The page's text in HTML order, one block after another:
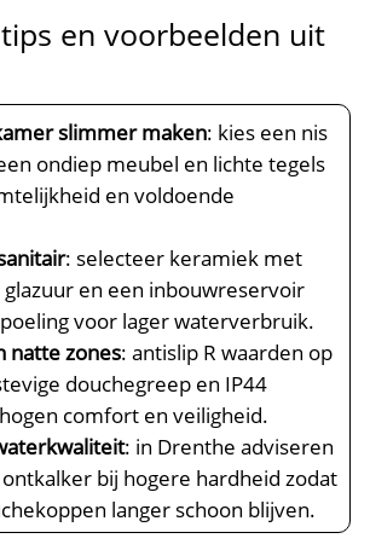
en voorbeelden uit
slimmer maken: kies een nis
ondiep meubel en lichte tegels
en voldoende
: selecteer keramiek met
en een inbouwreservoir
voor lager waterverbruik.
natte zones: antislip R waarden op
douchegreep en IP44
comfort en veiligheid.
: in Drenthe adviseren
bij hogere hardheid zodat
langer schoon blijven.